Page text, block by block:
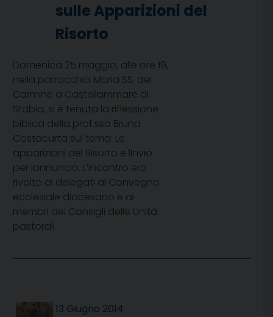
sulle Apparizioni del
Risorto
Domenica 25 maggio, alle ore 19,
nella parrocchia Maria SS. del
Carmine a Castellammare di
Stabia, si è tenuta la riflessione
biblica della prof.ssa Bruna
Costacurta sul tema: Le
apparizioni del Risorto e linvio
per lannuncio. L’incontro era
rivolto ai delegati al Convegno
ecclesiale diocesano e ai
membri dei Consigli delle Unità
pastorali.
13 Giugno 2014